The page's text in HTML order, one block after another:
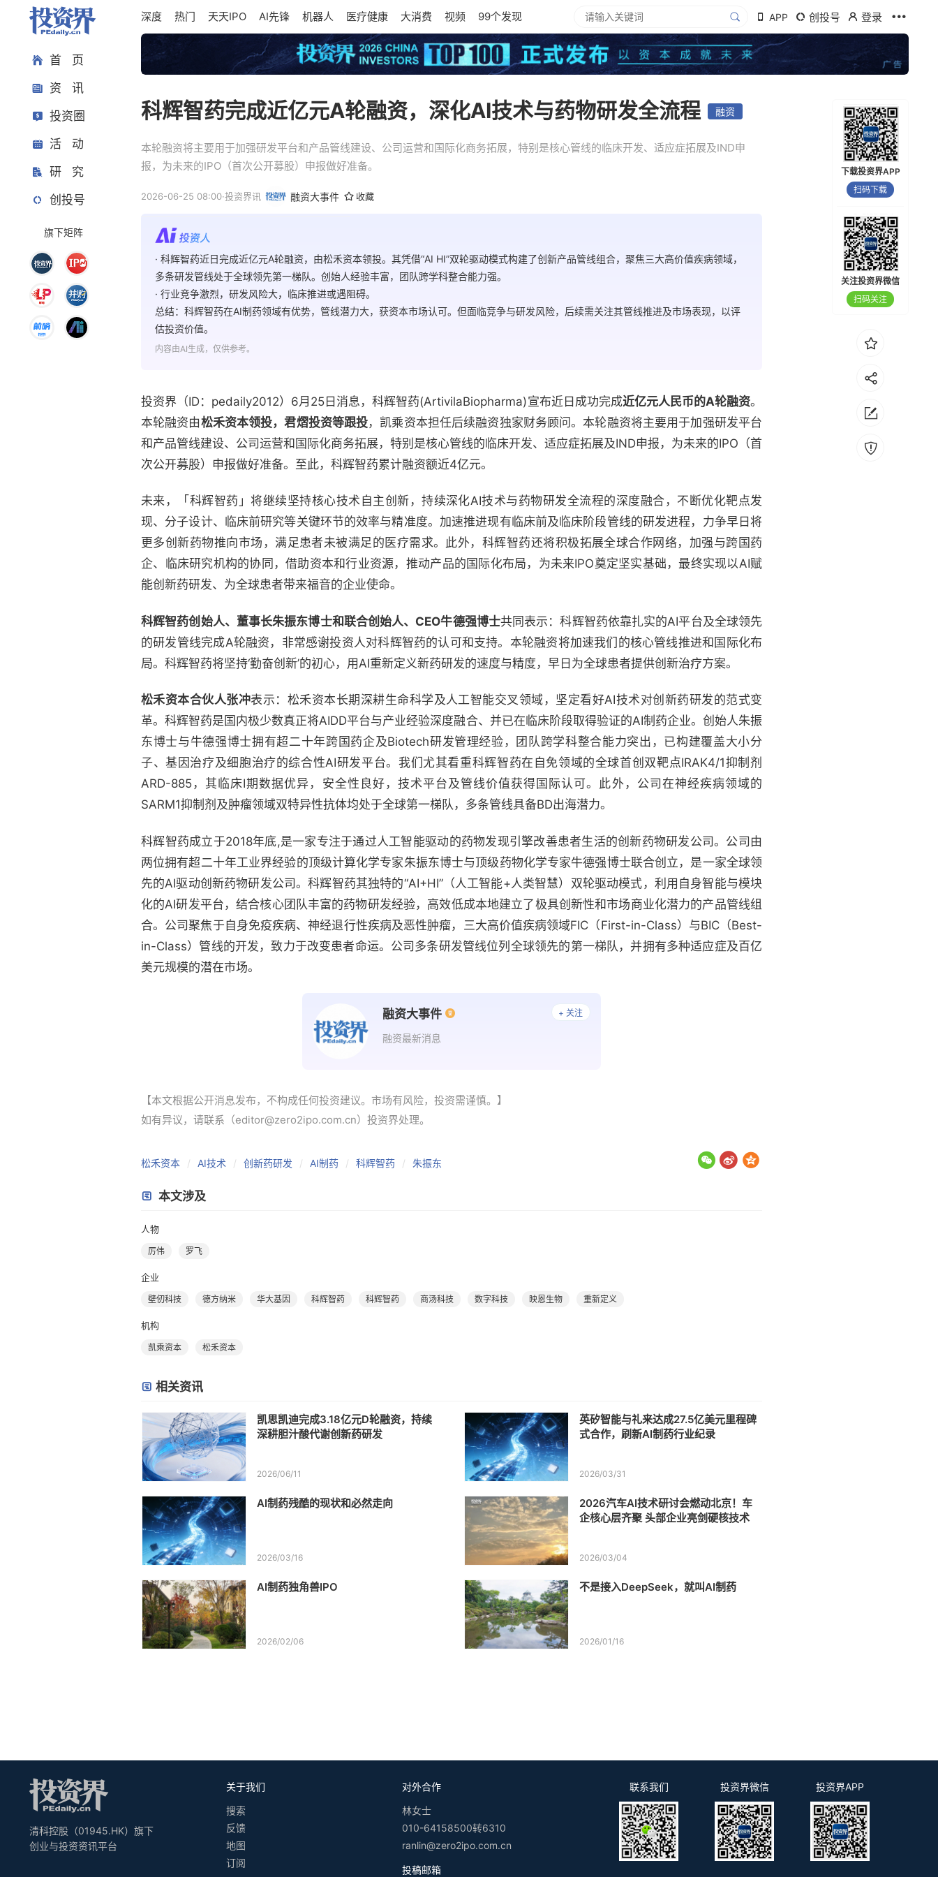
首 页
资 讯
投资圈
活 动
研 究
创投号
旗下矩阵
深度 热门 天天IPO AI先锋 机器人 医疗健康 大消费 视频 99个发现 APP 创投号 登录
科辉智药完成近亿元A轮融资，深化AI技术与药物研发全流程 融资
本轮融资将主要用于加强研发平台和产品管线建设、公司运营和国际化商务拓展，特别是核心管线的临床开发、适应症拓展及IND申
报，为未来的IPO（首次公开募股）申报做好准备。
2026-06-25 08:00·投资界讯 融资大事件 收藏
· 科辉智药近日完成近亿元A轮融资，由松禾资本领投。其凭借“AI HI”双轮驱动模式构建了创新产品管线组合，聚焦三大高价值疾病领域，
多条研发管线处于全球领先第一梯队。创始人经验丰富，团队跨学科整合能力强。
· 行业竞争激烈，研发风险大，临床推进或遇阻碍。
总结：科辉智药在AI制药领域有优势，管线潜力大，获资本市场认可。但面临竞争与研发风险，后续需关注其管线推进及市场表现，以评
估投资价值。
内容由AI生成，仅供参考。
投资界（ID：pedaily2012）6月25日消息，科辉智药(ArtivilaBiopharma)宣布近日成功完成近亿元人民币的A轮融资。
本轮融资由松禾资本领投，君熠投资等跟投，凯乘资本担任后续融资独家财务顾问。本轮融资将主要用于加强研发平台
和产品管线建设、公司运营和国际化商务拓展，特别是核心管线的临床开发、适应症拓展及IND申报，为未来的IPO（首
次公开募股）申报做好准备。 至此，科辉智药累计融资额近4亿元。
未来，「科辉智药」将继续坚持核心技术自主创新，持续深化AI技术与药物研发全流程的深度融合，不断优化靶点发
现、分子设计、临床前研究等关键环节的效率与精准度。加速推进现有临床前及临床阶段管线的研发进程，力争早日将
更多创新药物推向市场，满足患者未被满足的医疗需求。此外，科辉智药还将积极拓展全球合作网络，加强与跨国药
企、临床研究机构的协同，借助资本和行业资源，推动产品的国际化布局，为未来IPO奠定坚实基础，最终实现以AI赋
能创新药研发、为全球患者带来福音的企业使命。
科辉智药创始人、董事长朱振东博士和联合创始人、CEO牛德强博士共同表示：科辉智药依靠扎实的AI平台及全球领先
的研发管线完成A轮融资，非常感谢投资人对科辉智药的认可和支持。本轮融资将加速我们的核心管线推进和国际化布
局。科辉智药将坚持‘勤奋创新’的初心，用AI重新定义新药研发的速度与精度，早日为全球患者提供创新治疗方案。
松禾资本合伙人张冲表示：松禾资本长期深耕生命科学及人工智能交叉领域，坚定看好AI技术对创新药研发的范式变
革。科辉智药是国内极少数真正将AIDD平台与产业经验深度融合、并已在临床阶段取得验证的AI制药企业。创始人朱振
东博士与牛德强博士拥有超二十年跨国药企及Biotech研发管理经验，团队跨学科整合能力突出，已构建覆盖大小分
子、基因治疗及细胞治疗的综合性AI研发平台。我们尤其看重科辉智药在自免领域的全球首创双靶点IRAK4/1抑制剂
ARD-885，其临床I期数据优异，安全性良好，技术平台及管线价值获得国际认可。此外，公司在神经疾病领域的
SARM1抑制剂及肿瘤领域双特异性抗体均处于全球第一梯队，多条管线具备BD出海潜力。
科辉智药成立于2018年底,是一家专注于通过人工智能驱动的药物发现引擎改善患者生活的创新药物研发公司。公司由
两位拥有超二十年工业界经验的顶级计算化学专家朱振东博士与顶级药物化学专家牛德强博士联合创立，是一家全球领
先的AI驱动创新药物研发公司。科辉智药其独特的“AI+HI”（人工智能+人类智慧）双轮驱动模式，利用自身智能与模块
化的AI研发平台，结合核心团队丰富的药物研发经验，高效低成本地建立了极具创新性和市场商业化潜力的产品管线组
合。公司聚焦于自身免疫疾病、神经退行性疾病及恶性肿瘤，三大高价值疾病领域FIC（First-in-Class）与BIC（Best-
in-Class）管线的开发，致力于改变患者命运。公司多条研发管线位列全球领先的第一梯队，并拥有多种适应症及百亿
美元规模的潜在市场。
融资大事件
融资最新消息
+ 关注
【本文根据公开消息发布，不构成任何投资建议。市场有风险，投资需谨慎。】
如有异议，请联系（editor@zero2ipo.com.cn）投资界处理。
松禾资本 AI技术 创新药研发 AI制药 科辉智药 朱振东
本文涉及
人物
厉伟 罗飞
企业
壁仞科技 德方纳米 华大基因 科辉智药 科辉智药 商汤科技 数字科技 映恩生物 重新定义
机构
凯乘资本 松禾资本
相关资讯
凯思凯迪完成3.18亿元D轮融资，持续
深耕胆汁酸代谢创新药研发
2026/06/11
英矽智能与礼来达成27.5亿美元里程碑
式合作，刷新AI制药行业纪录
2026/03/31
AI制药残酷的现状和必然走向
2026/03/16
2026汽车AI技术研讨会燃动北京！车
企核心层齐聚 头部企业亮剑硬核技术
2026/03/04
AI制药独角兽IPO
2026/02/06
不是接入DeepSeek，就叫AI制药
2026/01/16
下载投资界APP
扫码下载
关注投资界微信
扫码关注
清科控股（01945.HK）旗下
创业与投资资讯平台
关于我们
搜索
反馈
地图
订阅
对外合作
林女士
010-64158500转6310
ranlin@zero2ipo.com.cn
投稿邮箱
联系我们 投资界微信 投资界APP